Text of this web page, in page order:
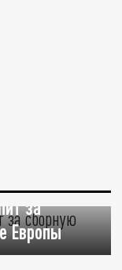
за
Европы